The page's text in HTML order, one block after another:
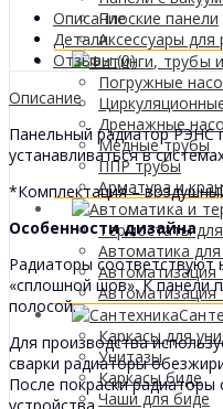
Плоские панели
Аксессуары
Погружные
Дренажные
Медные трубы
ППР трубы
Арматура и
Термостаты
Автоматика
Автоматизация
Автоматизация
Каркасы для
Унитазы
Каркасы биде
Чаши для биде
Описание
Детали
Отзывы (0)
Описание
Панельный радиатор РЭНС
устанавливаться в
*Комплектация –
Особенности дизайна
Радиаторы соответствуют
«сплошной шов». К панели
полосой.
Для производства
сварки радиаторы
После покраски
устройства.